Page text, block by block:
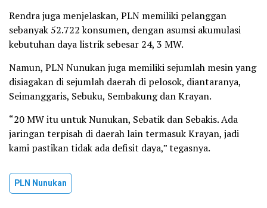
Rendra juga menjelaskan, PLN memiliki pelanggan
sebanyak 52.722 konsumen, dengan asumsi akumulasi
kebutuhan daya listrik sebesar 24, 3 MW.
Namun, PLN Nunukan juga memiliki sejumlah mesin yang
disiagakan di sejumlah daerah di pelosok, diantaranya,
Seimanggaris, Sebuku, Sembakung dan Krayan.
“20 MW itu untuk Nunukan, Sebatik dan Sebakis. Ada
jaringan terpisah di daerah lain termasuk Krayan, jadi
kami pastikan tidak ada defisit daya,” tegasnya.
PLN Nunukan